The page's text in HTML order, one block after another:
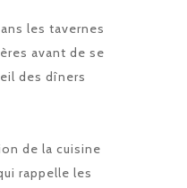
les tavernes
avant de se
des dîners
de la cuisine
rappelle les